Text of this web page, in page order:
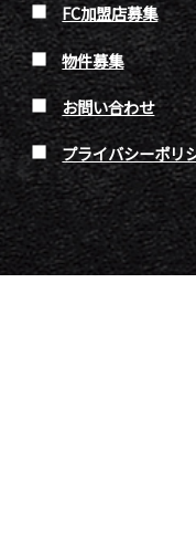
FC加盟店募集
物件募集
お問い合わせ
プライバシーポリ